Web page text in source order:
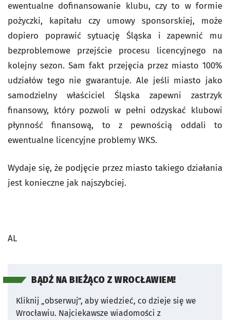
ewentualne dofinansowanie klubu, czy to w formie
pożyczki, kapitału czy umowy sponsorskiej, może
dopiero poprawić sytuację Śląska i zapewnić mu
bezproblemowe przejście procesu licencyjnego na
kolejny sezon. Sam fakt przejęcia przez miasto 100%
udziałów tego nie gwarantuje. Ale jeśli miasto jako
samodzielny właściciel Śląska zapewni zastrzyk
finansowy, który pozwoli w pełni odzyskać klubowi
płynność finansową, to z pewnością oddali to
ewentualne licencyjne problemy WKS.
Wydaje się, że podjęcie przez miasto takiego działania
jest konieczne jak najszybciej.
AL
BĄDŹ NA BIEŻĄCO Z WROCŁAWIEM!
Kliknij „obserwuj”, aby wiedzieć, co dzieje się we
Wrocławiu. Najciekawsze wiadomości z